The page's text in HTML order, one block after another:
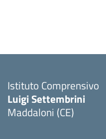
Istituto Comprensivo
Luigi Settembrini
Maddaloni (CE)